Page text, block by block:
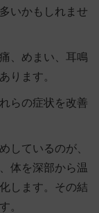
いかもしれませ
、めまい、耳鳴
ります。
らの症状を改善
しているのが、
体を深部から温
します。その結
。